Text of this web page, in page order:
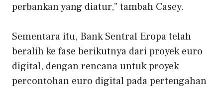
perbankan yang diatur,” tambah Casey.
Sementara itu, Bank Sentral Eropa telah
beralih ke fase berikutnya dari proyek euro
digital, dengan rencana untuk proyek
percontohan euro digital pada pertengahan